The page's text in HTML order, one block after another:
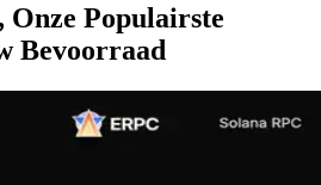
Populairste
Bevoorraad